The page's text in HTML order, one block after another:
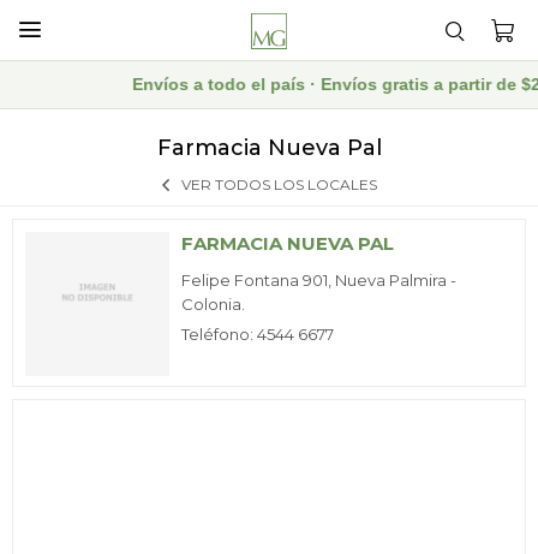

Envíos a todo el país · Envíos gratis a partir de
Farmacia Nueva Pal
VER TODOS LOS LOCALES
FARMACIA NUEVA PAL
Felipe Fontana 901, Nueva Palmira -
Colonia.
Teléfono: 4544 6677